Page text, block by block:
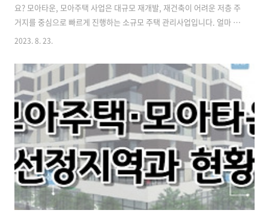
요? 모아타운, 모아주택 사업은 대규모 재개발, 재건축이 어려운 저층 주
거지를 중심으로 빠르게 진행하는 소규모 주택 관리사업입니다. 얼마 전
서울시의 모아타운을 벤치마킹한 고양시 가라뫼 지역에서도 소규모 주
아타운, 모아주택 이란? 서울시 소규모 주택 관리 사업 서울시는 현재 주
택개발정비 사업인 모아타운, 모아주택 개발이 한참입니다. 서울시 24개
자치구의 총 67개소 지역이 대상지로 선정된 이후 최초 시범사업 구역으
로 지정된 강북구 번동의 경우 2024년 상반기 공사 진행 예정을 앞두고
있습니다. "빠르게 새집 짓고, 살던 동네 그대로" 대규모 재개발이 어려
운 노후 저층..
2023. 8. 23.